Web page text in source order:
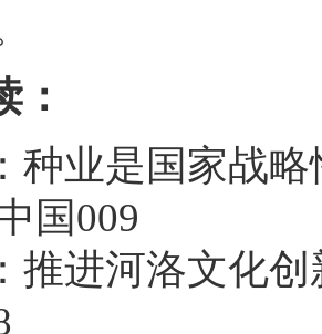
：
种业是国家战
国009
推进河洛文化